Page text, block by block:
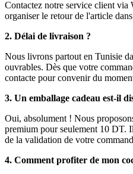
Contactez notre service client
organiser le retour de l'article
2. Délai de livraison ?
Nous livrons partout en Tunisie
ouvrables. Dès que votre
contacte pour convenir du
3. Un emballage cadeau est-il
Oui, absolument ! Nous
premium pour seulement 10 DT.
de la validation de votre
4. Comment profiter de mon